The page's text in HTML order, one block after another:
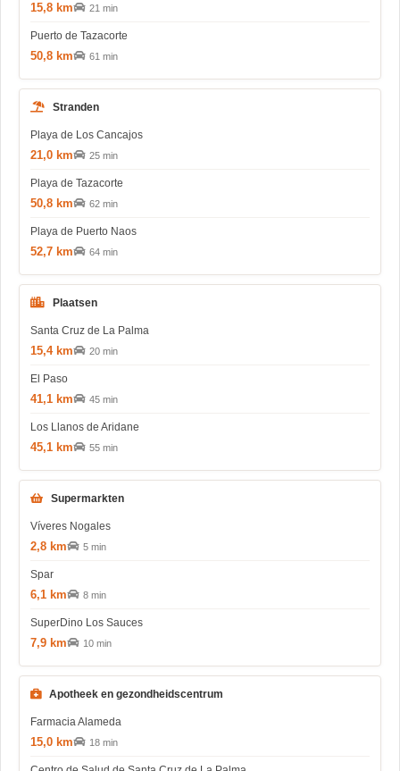
15,8 km 21 min
Puerto de Tazacorte
50,8 km 61 min
Stranden
Playa de Los Cancajos
21,0 km 25 min
Playa de Tazacorte
50,8 km 62 min
Playa de Puerto Naos
52,7 km 64 min
Plaatsen
Santa Cruz de La Palma
15,4 km 20 min
El Paso
41,1 km 45 min
Los Llanos de Aridane
45,1 km 55 min
Supermarkten
Víveres Nogales
2,8 km 5 min
Spar
6,1 km 8 min
SuperDino Los Sauces
7,9 km 10 min
Apotheek en gezondheidscentrum
Farmacia Alameda
15,0 km 18 min